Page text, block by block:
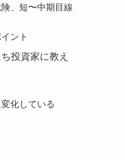
、短〜中期目線
ント
投資家に教え
化している